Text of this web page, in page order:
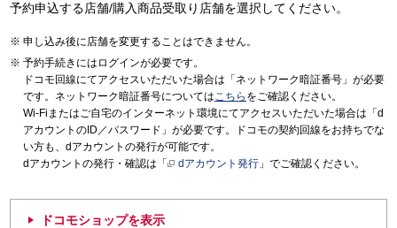
予約申込する店舗/購入商品受取り店舗を選択してください。
申し込み後に店舗を変更することはできません。
予約手続きにはログインが必要です。
ドコモ回線にてアクセスいただいた場合は「ネットワーク暗証番号」が必要
です。ネットワーク暗証番号についてはこちら をご確認ください。
Wi-Fiまたはご自宅のインターネット環境にてアクセスいただいた場合は「d
アカウントのID／パスワード」が必要です。ドコモの契約回線をお持ちでな
い方も、dアカウントの発行が可能です。
dアカウントの発行・確認は「
dアカウント発行 」でご確認ください。
ドコモショップを表示